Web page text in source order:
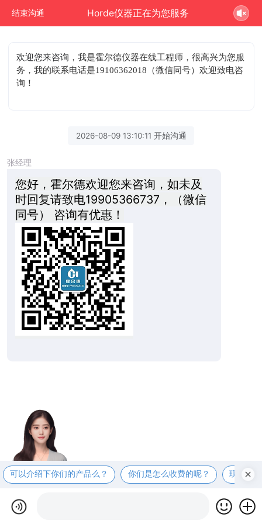
结束沟通 Horde仪器正在为您服务
欢迎您来咨询 ，我是霍尔德仪器在线工程师，很高兴为您服
务，我的联系电话是19106362018（微信同号）欢迎致电咨
询！
2026-08-09 13:10:11 开始沟通
张经理
您好，霍尔德欢迎您来咨询，如未及
时回复请致电19905366737，（微信
同号） 咨询有优惠！
可以介绍下你们的产品么？ 你们是怎么收费的呢？ 现在有